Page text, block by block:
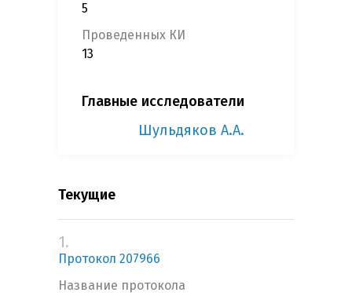
5
Проведенных КИ
13
Главные исследователи
Шульдяков А.А.
Текущие
1.
Протокол 207966
Название протокола